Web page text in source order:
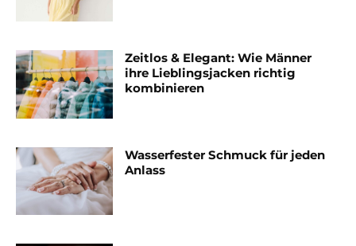
Zeitlos & Elegant: Wie Männer
ihre Lieblingsjacken richtig
kombinieren
Wasserfester Schmuck für jeden
Anlass